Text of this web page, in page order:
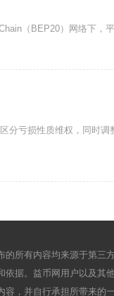
（BEP20）网络下，
分亏损性质维权，同时调
所有内容均来源于第
据。益币网用户以及
，并自行承担所带来的